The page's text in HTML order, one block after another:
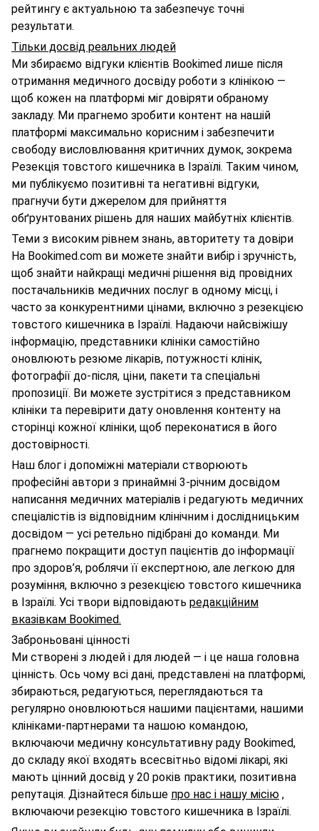
рейтингу є актуальною та забезпечує точні
результати.
Тільки досвід реальних людей
Ми збираємо відгуки клієнтів Bookimed лише після
отримання медичного досвіду роботи з клінікою —
щоб кожен на платформі міг довіряти обраному
закладу. Ми прагнемо зробити контент на нашій
платформі максимально корисним і забезпечити
свободу висловлювання критичних думок, зокрема
Резекція товстого кишечника в Ізраїлі. Таким чином,
ми публікуємо позитивні та негативні відгуки,
прагнучи бути джерелом для прийняття
обґрунтованих рішень для наших майбутніх клієнтів.
Теми з високим рівнем знань, авторитету та довіри
На Bookimed.com ви можете знайти вибір і зручність,
щоб знайти найкращі медичні рішення від провідних
постачальників медичних послуг в одному місці, і
часто за конкурентними цінами, включно з резекцією
товстого кишечника в Ізраїлі. Надаючи найсвіжішу
інформацію, представники клініки самостійно
оновлюють резюме лікарів, потужності клінік,
фотографії до-після, ціни, пакети та спеціальні
пропозиції. Ви можете зустрітися з представником
клініки та перевірити дату оновлення контенту на
сторінці кожної клініки, щоб переконатися в його
достовірності.
Наш блог і допоміжні матеріали створюють
професійні автори з принаймні 3-річним досвідом
написання медичних матеріалів і редагують медичних
спеціалістів із відповідним клінічним і дослідницьким
досвідом — усі ретельно підібрані до команди. Ми
прагнемо покращити доступ пацієнтів до інформації
про здоров’я, роблячи її експертною, але легкою для
розуміння, включно з резекцією товстого кишечника
в Ізраїлі. Усі твори відповідають редакційним
вказівкам Bookimed.
Заброньовані цінності
Ми створені з людей і для людей — і це наша головна
цінність. Ось чому всі дані, представлені на платформі,
збираються, редагуються, переглядаються та
регулярно оновлюються нашими пацієнтами, нашими
клініками-партнерами та нашою командою,
включаючи медичну консультативну раду Bookimed,
до складу якої входять всесвітньо відомі лікарі, які
мають цінний досвід у 20 років практики, позитивна
репутація. Дізнайтеся більше про нас і нашу місію ,
включаючи резекцію товстого кишечника в Ізраїлі.